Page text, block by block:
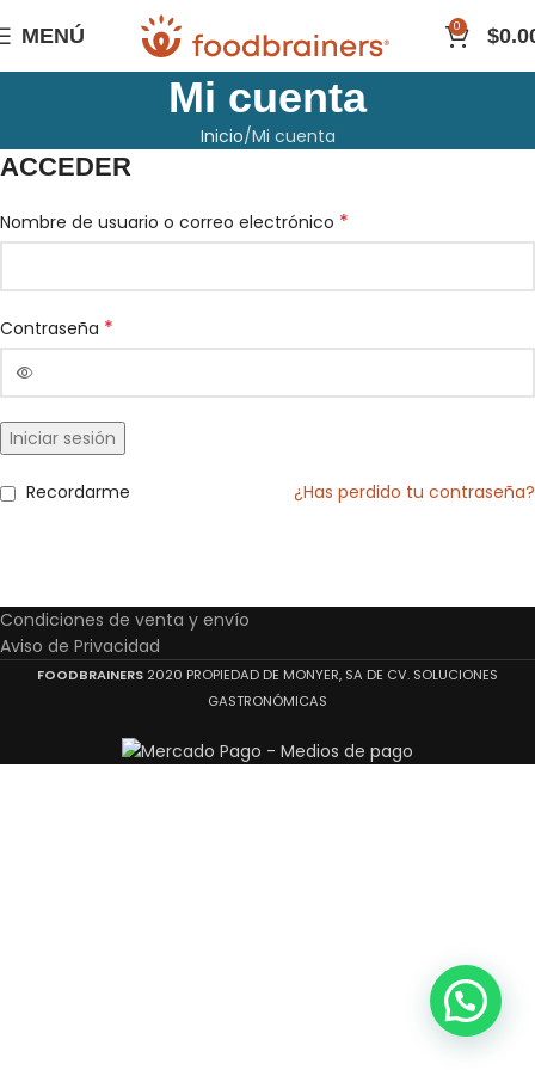
MENÚ 0 $
Mi cuenta
Inicio Mi cuenta
ACCEDER
Nombre de usuario o correo electrónico *
Contraseña *
Iniciar sesión
¿Has perdido tu contraseña?
Recordarme
Condiciones de venta y envío
Aviso de Privacidad
FOODBRAINERS 2020 PROPIEDAD DE MONYER, SA DE CV. SOLUCIONES
GASTRONÓMICAS